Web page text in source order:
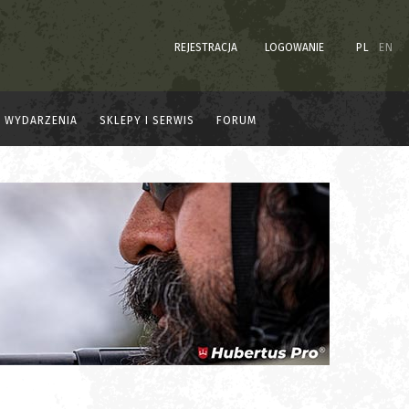
REJESTRACJA LOGOWANIE PL EN
WYDARZENIA SKLEPY I SERWIS FORUM